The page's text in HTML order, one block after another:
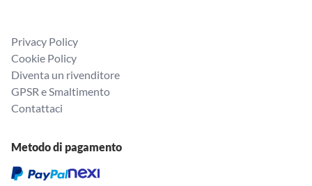
Privacy Policy
Cookie Policy
Diventa un rivenditore
GPSR e Smaltimento
Contattaci
Metodo di pagamento